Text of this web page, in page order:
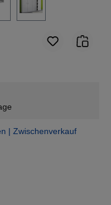
| Zwischenverkauf